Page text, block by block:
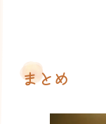
まとめ